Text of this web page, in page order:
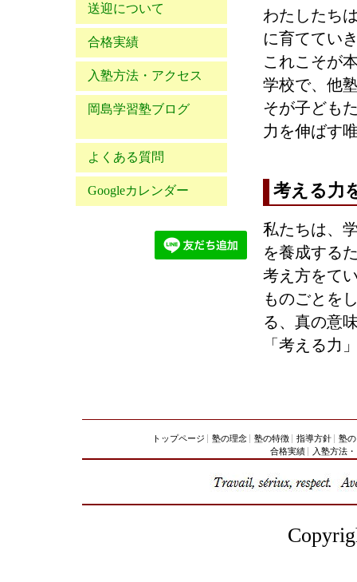
送迎について
合格実績
入塾方法・アクセス
岡島学習塾ブログ
よくある質問
Googleカレンダー
わたしたち
に育ててい
これこそが
学校で、他
そが子ども
力を伸ばす
考える力
私たちは、
を養成する
考え方をて
ものごとを
る、真の意
「考える力
トップページ 塾の理念 塾の特徴 指導方針
塾
合格実績
入塾方法